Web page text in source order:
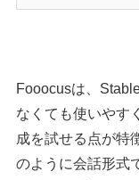
Fooocusは、
なくても使いやす
成を試せる点が特
のように会話形式